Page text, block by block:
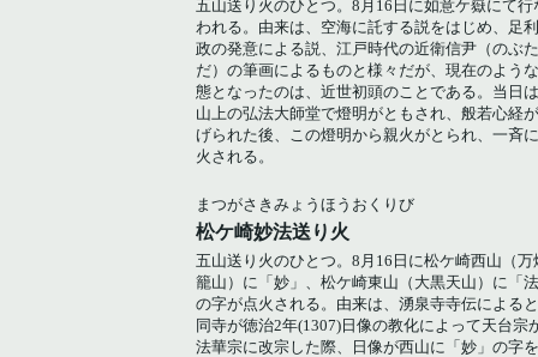
五山送り火のひとつ。8月16日に如意ケ嶽にて行
われる。由来は、空海に託する説をはじめ、足
政の発意による説、江戸時代の近衛信尹（のぶた
だ）の筆画によるものと様々だが、現在のよう
態となったのは、近世初頭のことである。当日
山上の弘法大師堂で燈明がともされ、般若心経
げられた後、この燈明から親火がとられ、一斉
火される。
まつがさきみょうほうおくりび
松ケ崎妙法送り火
五山送り火のひとつ。8月16日に松ケ崎西山（万
籠山）に「妙」、松ケ崎東山（大黒天山）に「
の字が点火される。由来は、湧泉寺寺伝による
同寺が徳治2年(1307)日像の教化によって天台宗
法華宗に改宗した際、日像が西山に「妙」の字